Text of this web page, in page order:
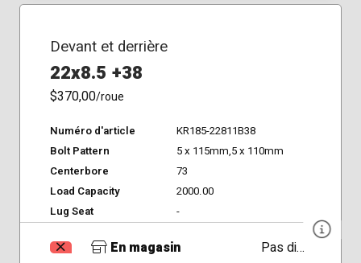
Devant et derrière
22x8.5 +38
$370,00/roue
Numéro d'article
KR185-22811B38
Bolt Pattern
5 x 115mm,5 x 110mm
Centerbore
73
Load Capacity
2000.00
Lug Seat
-
En magasin
Pas disponible